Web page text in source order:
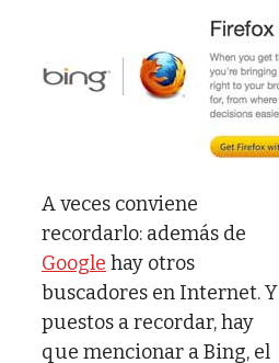
A veces conviene
recordarlo: además de
Google hay otros
buscadores en Internet. Y
puestos a recordar, hay
que mencionar a Bing, el